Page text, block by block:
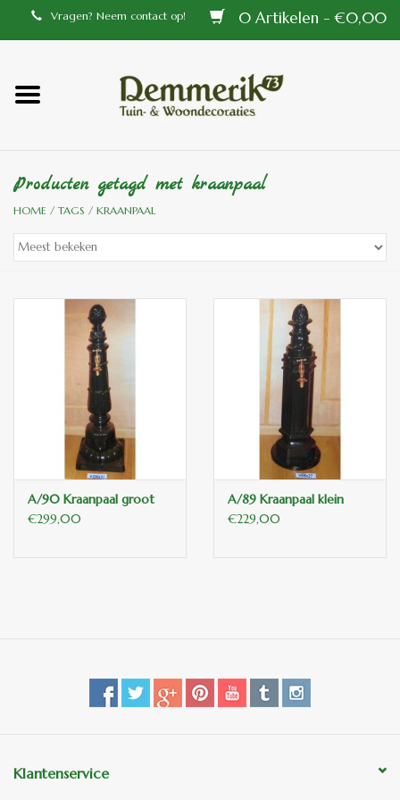
Vragen? Neem contact op! 0 Artikelen - €0,00
Home
Tiffany lampen
Tuindecoraties
Aluminium en messing
buitenlampen
Bronzen beelden voor
binnen en of buiten.
ANTIEK , Curiosa en
Replica's
Producten getagd met kraanpaal
HOME / TAGS / KRAANPAAL
A/90 Kraanpaal groot
€299,00
A/89 Kraanpaal klein
€229,00
Klantenservice